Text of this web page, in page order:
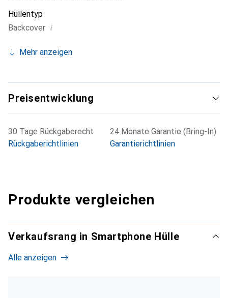
Hüllentyp
Backcover i
Mehr anzeigen
Preisentwicklung
30 Tage Rückgaberecht
Rückgaberichtlinien
24 Monate Garantie (Bring-In)
Garantierichtlinien
Produkte vergleichen
Verkaufsrang in Smartphone Hülle
Alle anzeigen